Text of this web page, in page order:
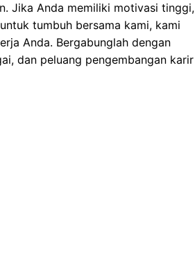
Jika Anda memiliki motivasi tinggi,
tumbuh bersama kami, kami
Anda. Bergabunglah dengan
dan peluang pengembangan karir